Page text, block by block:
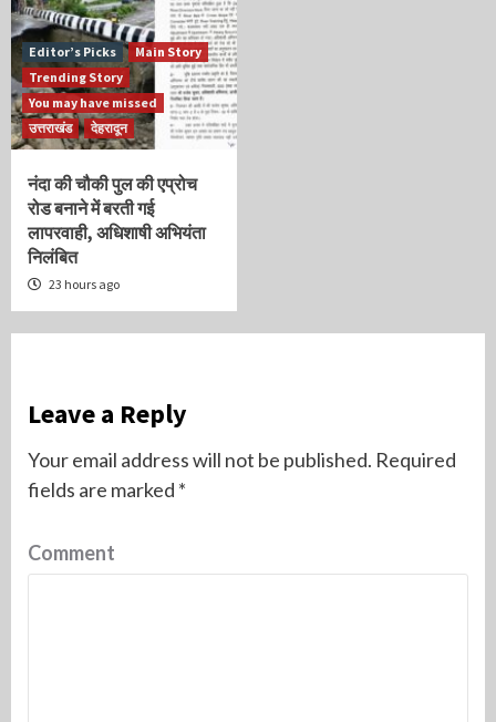
Editor’s Picks
Main Story
Trending Story
You may have missed
उत्तराखंड
देहरादून
नंदा की चौकी पुल की एप्रोच
रोड बनाने में बरती गई
लापरवाही, अधिशाषी अभियंता
निलंबित
23 hours ago
Leave a Reply
Your email address will not be published. Required
fields are marked *
Comment